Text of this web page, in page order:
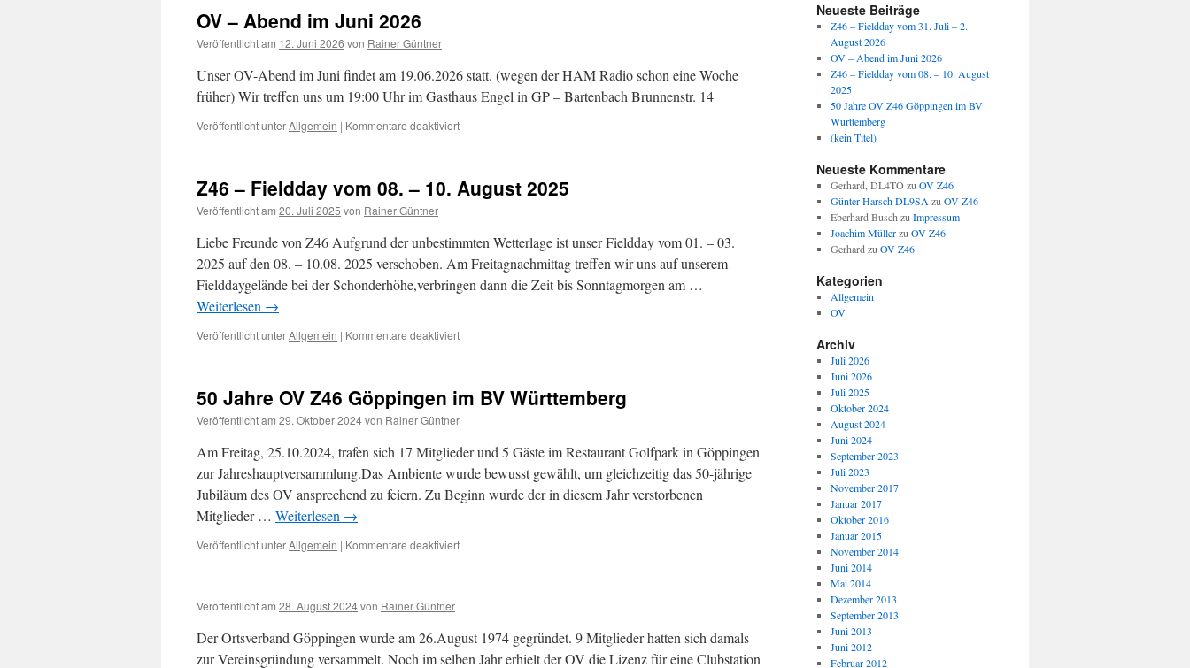
OV – Abend im Juni 2026
Veröffentlicht am 12. Juni 2026 von Rainer Güntner
Unser OV-Abend im Juni findet am 19.06.2026 statt. (wegen der HAM Radio schon eine Woche
früher) Wir treffen uns um 19:00 Uhr im Gasthaus Engel in GP – Bartenbach Brunnenstr. 14
Veröffentlicht unterAllgemein | Kommentare deaktiviertfür
im
Z46 – Fieldday vom 08. – 10. August 2025
Veröffentlicht am 20. Juli 2025 von Rainer Güntner
Liebe Freunde von Z46 Aufgrund der unbestimmten Wetterlage ist unser Fieldday vom 01. – 03.
2025 auf den 08. – 10.08. 2025 verschoben. Am Freitagnachmittag treffen wir uns auf unserem
Fielddaygelände bei der Schonderhöhe,verbringen dann die Zeit bis Sonntagmorgen am …
Weiterlesen →
Veröffentlicht unterAllgemein | Kommentare deaktiviertfür
vom
–
10.
August
2025
50 Jahre OV Z46 Göppingen im BV Württemberg
Veröffentlicht am 29. Oktober 2024von Rainer Güntner
Am Freitag, 25.10.2024, trafen sich 17 Mitglieder und 5 Gäste im Restaurant Golfpark in Göppingen
zur Jahreshauptversammlung.Das Ambiente wurde bewusst gewählt, um gleichzeitig das 50-jährige
Jubiläum des OV ansprechend zu feiern. Zu Beginn wurde der in diesem Jahr verstorbenen
Mitglieder … Weiterlesen →
Veröffentlicht unterAllgemein | Kommentare deaktiviertfür
im
BV
Veröffentlicht am 28. August 2024von Rainer Güntner
Der Ortsverband Göppingen wurde am 26.August 1974 gegründet. 9 Mitglieder hatten sich damals
zur Vereinsgründung versammelt. Noch im selben Jahr erhielt der OV die Lizenz für eine Clubstation
Neueste Beiträge
Z46 – Fieldday vom 31. Juli – 2.
August 2026
OV – Abend im Juni 2026
Z46 – Fieldday vom 08. – 10. August
2025
50 Jahre OV Z46 Göppingen im BV
Württemberg
(kein Titel)
Neueste Kommentare
Gerhard, DL4TOzu OV Z46
Günter Harsch DL9SA zu OV Z46
Eberhard Busch zu Impressum
Joachim Müllerzu OV Z46
Gerhard zu OV Z46
Kategorien
Allgemein
OV
Archiv
Juli 2026
Juni 2026
Juli 2025
Oktober 2024
August 2024
Juni 2024
September 2023
Juli 2023
November 2017
Januar 2017
Oktober 2016
Januar 2015
November 2014
Juni 2014
Mai 2014
Dezember 2013
September 2013
Juni 2013
Juni 2012
Februar 2012